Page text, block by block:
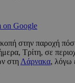
on Google
στην παροχή
Τρίτη, σε
στη Λάρνακα, λόγω